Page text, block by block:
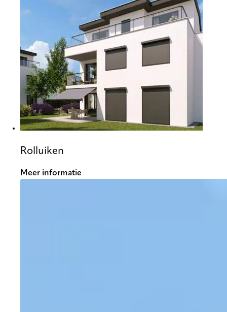
Rolluiken
Meer informatie